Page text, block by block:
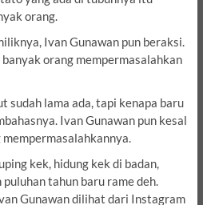
orang.
Ivan Gunawan pun beraksi.
orang mempermasalahkan
lama ada, tapi kenapa baru
Ivan Gunawan pun kesal
kek, hidung kek di badan,
tahun baru rame deh.
Gunawan dilihat dari Instagram